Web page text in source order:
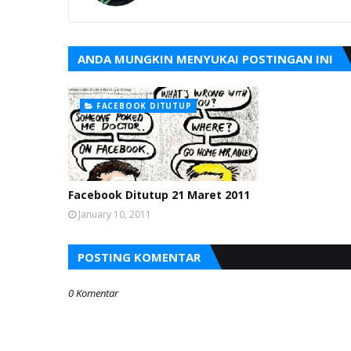
ANDA MUNGKIN MENYUKAI POSTINGAN INI
FACEBOOK DITUTUP
Facebook Ditutup 21 Maret 2011
January 10, 2011
POSTING KOMENTAR
0 Komentar